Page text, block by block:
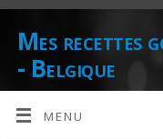
Mes recettes
- Belgique
DE L'AUTEUR
DANIELLE LIONS
MENU